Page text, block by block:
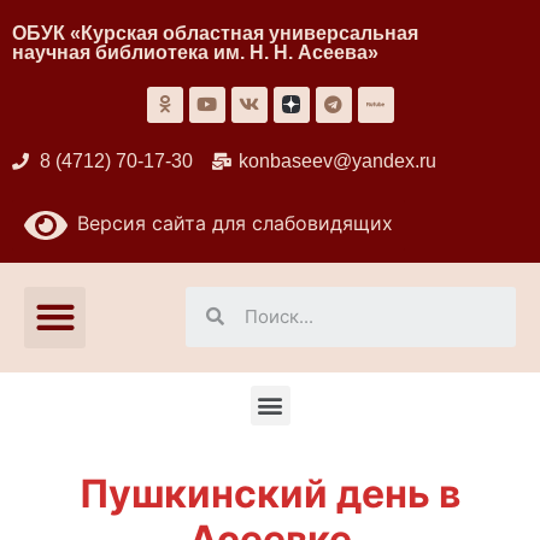
ОБУК «Курская областная универсальная
научная библиотека им. Н. Н. Асеева»
8 (4712) 70-17-30 konbaseev@yandex.ru
Версия сайта для слабовидящих
Пушкинский день в